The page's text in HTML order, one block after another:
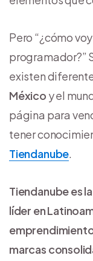
Pero “¿cómo
programador?”
existen
México y el
página para
tener
Tiendanube.
Tiendanube es
líder en
marcas